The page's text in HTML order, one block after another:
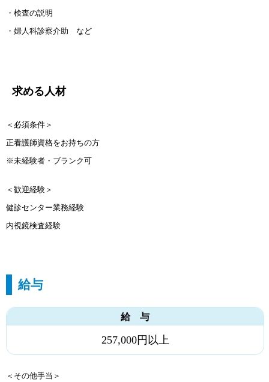
・検査の説明
・婦人科診察介助 など
求める人材
＜必須条件＞
正看護師資格をお持ちの方
※未経験者・ブランク可
＜歓迎経験＞
健診センター業務経験
内視鏡検査経験
給与
給 与
257,000円以上
＜その他手当＞